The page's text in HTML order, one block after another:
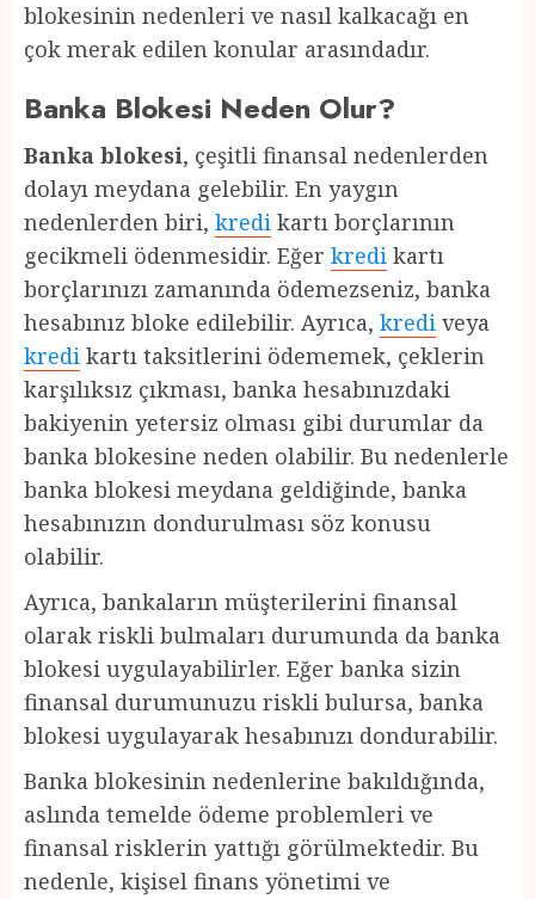
blokesinin nedenleri ve nasıl kalkacağı en
çok merak edilen konular arasındadır.
Banka Blokesi Neden Olur?
Banka blokesi, çeşitli finansal nedenlerden
dolayı meydana gelebilir. En yaygın
nedenlerden biri, kredi kartı borçlarının
gecikmeli ödenmesidir. Eğer kredi kartı
borçlarınızı zamanında ödemezseniz, banka
hesabınız bloke edilebilir. Ayrıca, kredi veya
kredi kartı taksitlerini ödememek, çeklerin
karşılıksız çıkması, banka hesabınızdaki
bakiyenin yetersiz olması gibi durumlar da
banka blokesine neden olabilir. Bu nedenlerle
banka blokesi meydana geldiğinde, banka
hesabınızın dondurulması söz konusu
olabilir.
Ayrıca, bankaların müşterilerini finansal
olarak riskli bulmaları durumunda da banka
blokesi uygulayabilirler. Eğer banka sizin
finansal durumunuzu riskli bulursa, banka
blokesi uygulayarak hesabınızı dondurabilir.
Banka blokesinin nedenlerine bakıldığında,
aslında temelde ödeme problemleri ve
finansal risklerin yattığı görülmektedir. Bu
nedenle, kişisel finans yönetimi ve